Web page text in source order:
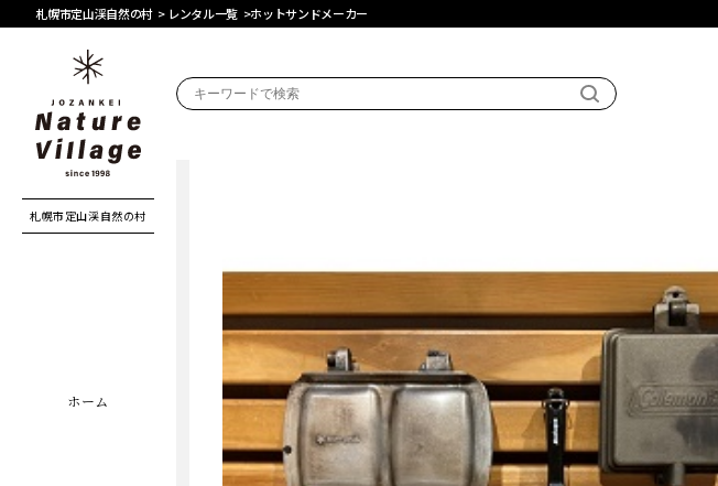
札幌市定山渓自然の村 > レンタル一覧 >ホットサンドメーカー
札幌市定山渓自然の村 > レンタル一覧 >ホットサンドメーカー
札幌市定山渓自然の村
ホーム